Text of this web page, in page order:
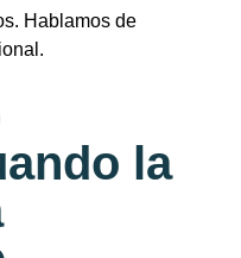
Hablamos de
la